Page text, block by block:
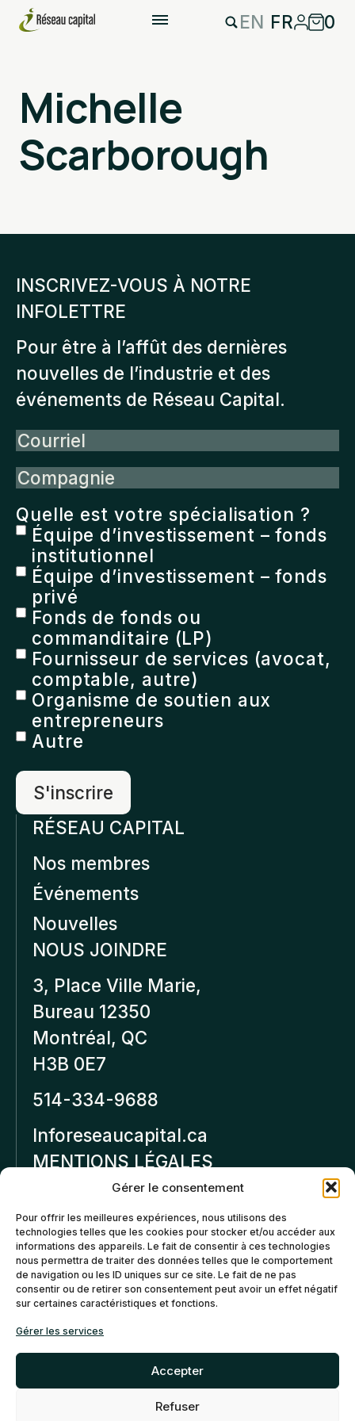
Gérer le consentement
Pour offrir les meilleures expériences, nous utilisons des
technologies telles que les cookies pour stocker et/ou accéder aux
informations des appareils. Le fait de consentir à ces technologies
nous permettra de traiter des données telles que le comportement
de navigation ou les ID uniques sur ce site. Le fait de ne pas
consentir ou de retirer son consentement peut avoir un effet négatif
sur certaines caractéristiques et fonctions.
Gérer les services
Accepter
Refuser
EN FR 0
Michelle
Scarborough
INSCRIVEZ-VOUS À NOTRE
INFOLETTRE
Pour être à l’affût des dernières
nouvelles de l’industrie et des
événements de Réseau Capital.
Courriel
Compagnie
Quelle est votre spécialisation ?
Équipe d’investissement – fonds
institutionnel
Équipe d’investissement – fonds
privé
Fonds de fonds ou
commanditaire (LP)
Fournisseur de services (avocat,
comptable, autre)
Organisme de soutien aux
entrepreneurs
Autre
RÉSEAU CAPITAL
Nos membres
Événements
Nouvelles
NOUS JOINDRE
3, Place Ville Marie,
Bureau 12350
Montréal, QC
H3B 0E7
514-334-9688
Inforeseaucapital.ca
MENTIONS LÉGALES
Politique de
confidentialité
Politiques d’annulation et
de remboursement
Politique de cookies (CA)
©2026 Réseau Capital. Tous